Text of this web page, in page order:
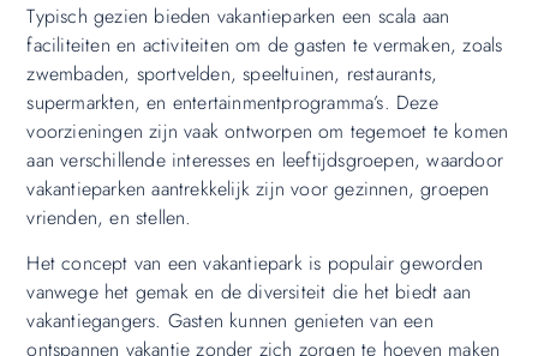
Typisch gezien bieden vakantieparken een scala aan
faciliteiten en activiteiten om de gasten te vermaken, zoals
zwembaden, sportvelden, speeltuinen, restaurants,
supermarkten, en entertainmentprogramma’s. Deze
voorzieningen zijn vaak ontworpen om tegemoet te komen
aan verschillende interesses en leeftijdsgroepen, waardoor
vakantieparken aantrekkelijk zijn voor gezinnen, groepen
vrienden, en stellen.
Het concept van een vakantiepark is populair geworden
vanwege het gemak en de diversiteit die het biedt aan
vakantiegangers. Gasten kunnen genieten van een
ontspannen vakantie zonder zich zorgen te hoeven maken